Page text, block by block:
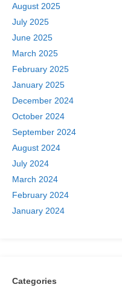
August 2025
July 2025
June 2025
March 2025
February 2025
January 2025
December 2024
October 2024
September 2024
August 2024
July 2024
March 2024
February 2024
January 2024
Categories